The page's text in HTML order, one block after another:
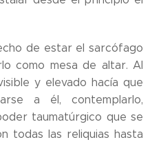
de estar el sarcófago
como mesa de altar. Al
y elevado hacía que
a él, contemplarlo,
taumatúrgico que se
todas las reliquias hasta